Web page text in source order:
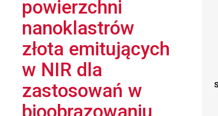
powierzchni
nanoklastrów
złota emitujących
w NIR dla
zastosowań w
bioobrazowaniu